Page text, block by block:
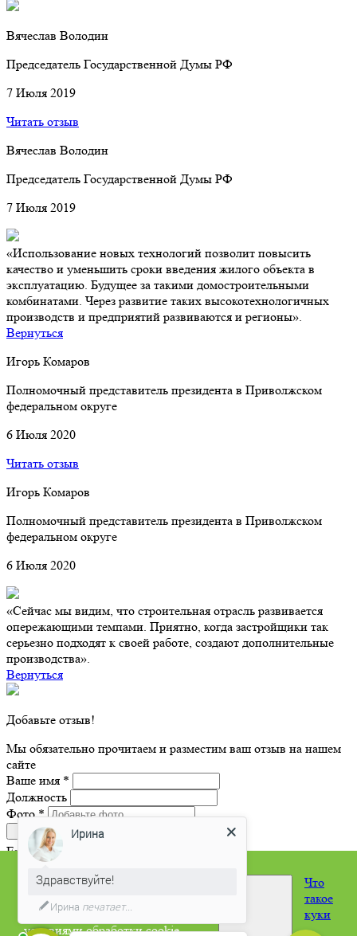
Вячеслав Володин
Председатель Государственной Думы РФ
7 Июля 2019
Читать отзыв
Вячеслав Володин
Председатель Государственной Думы РФ
7 Июля 2019
«Использование новых технологий позволит повысить
качество и уменьшить сроки введения жилого объекта в
эксплуатацию. Будущее за такими домостроительными
комбинатами. Через развитие таких высокотехнологичных
производств и предприятий развиваются и регионы».
Вернуться
Игорь Комаров
Полномочный представитель президента в Приволжском
федеральном округе
6 Июля 2020
Читать отзыв
Игорь Комаров
Полномочный представитель президента в Приволжском
федеральном округе
6 Июля 2020
«Сейчас мы видим, что строительная отрасль развивается
опережающими темпами. Приятно, когда застройщики так
серьезно подходят к своей работе, создают дополнительные
производства».
Вернуться
Добавьте отзыв!
Мы обязательно прочитаем и разместим ваш отзыв на нашем
сайте
Ваше имя *
Должность
Фото*
Email*
Отзыв*
Нажимая кнопку отправить запрос, я принимаю условия
политики конфиденциальности
На сайте работают cookie!
Продолжая использовать наш
сайт, вы соглашаетесь с
условиями обработки cookie-
Что
такое
куки
Ирина
Здравствуйте!
Ирина печатает...